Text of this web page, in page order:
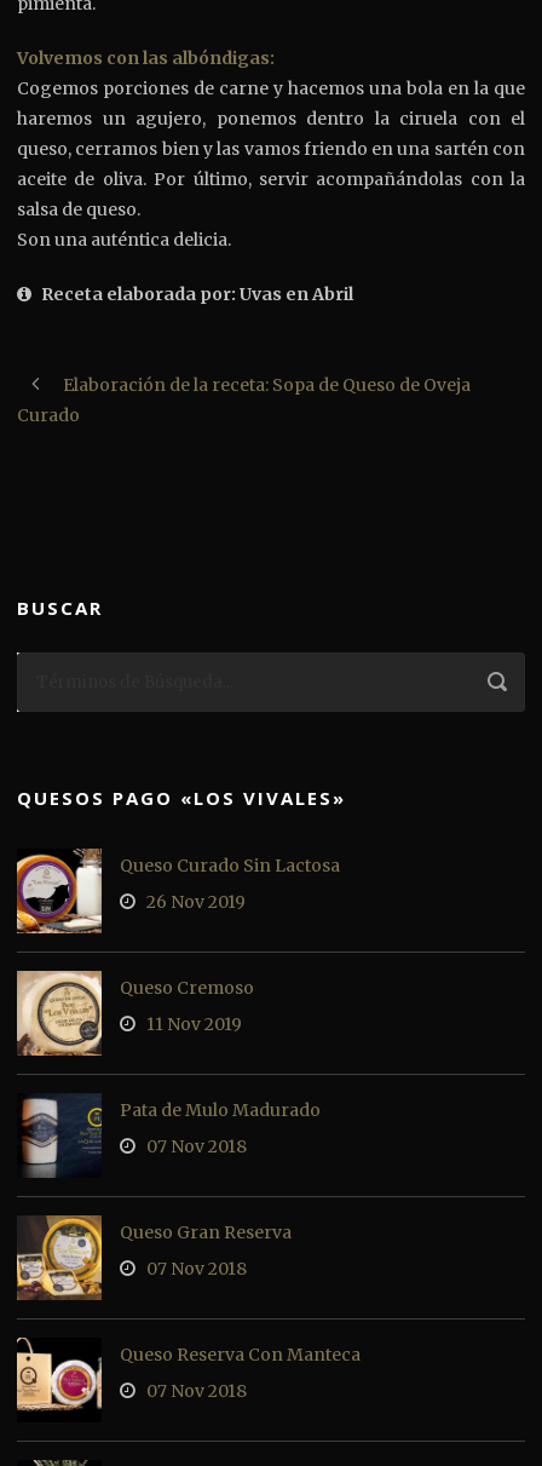
Volvemos con las albóndigas:
Cogemos porciones de carne y hacemos una bola en la que
haremos un agujero, ponemos dentro la ciruela con el
queso, cerramos bien y las vamos friendo en una sartén con
aceite de oliva. Por último, servir acompañándolas con la
salsa de queso.
Son una auténtica delicia.
Receta elaborada por: Uvas en Abril
Elaboración de la receta: Sopa de Queso de Oveja
Curado
BUSCAR
QUESOS PAGO «LOS VIVALES»
Queso Curado Sin Lactosa
26 Nov 2019
Queso Cremoso
11 Nov 2019
Pata de Mulo Madurado
07 Nov 2018
Queso Gran Reserva
07 Nov 2018
Queso Reserva Con Manteca
07 Nov 2018